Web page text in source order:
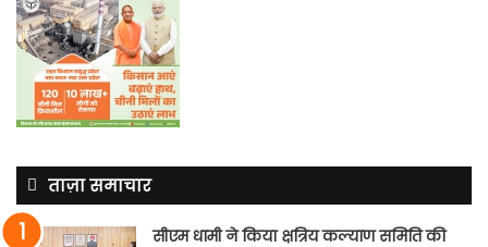
ताज़ा समाचार
सीएम धामी ने किया क्षत्रिय कल्याण समिति की